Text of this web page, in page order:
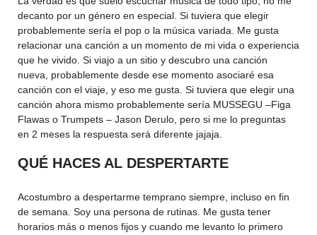
decanto por un género en especial. Si tuviera que elegir
probablemente sería el pop o la música variada. Me gusta
relacionar una canción a un momento de mi vida o experiencia
que he vivido. Si viajo a un sitio y descubro una canción
nueva, probablemente desde ese momento asociaré esa
canción con el viaje, y eso me gusta. Si tuviera que elegir una
canción ahora mismo probablemente sería MUSSEGU –Figa
Flawas o Trumpets – Jason Derulo, pero si me lo preguntas
en 2 meses la respuesta será diferente jajaja.
QUÉ HACES AL DESPERTARTE
Acostumbro a despertarme temprano siempre, incluso en fin
de semana. Soy una persona de rutinas. Me gusta tener
horarios más o menos fijos y cuando me levanto lo primero